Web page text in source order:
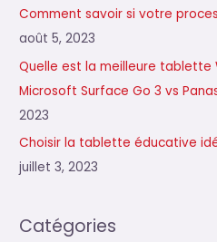
Comment savoir si votre
août 5, 2023
Quelle est la meilleure tablette
Microsoft Surface Go 3 vs
2023
Choisir la tablette éducative
juillet 3, 2023
Catégories